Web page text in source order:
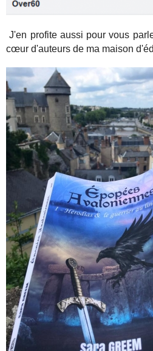
J'en profite aussi pour vous
cœur d'auteurs de ma maison